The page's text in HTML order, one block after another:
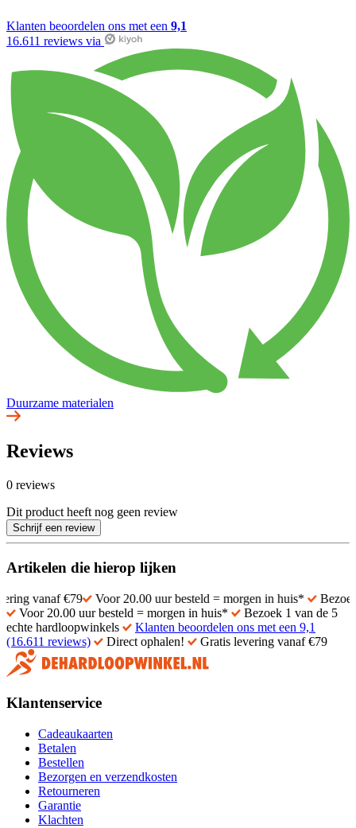
Klanten beoordelen ons met een 9,1
16.611 reviews via
Duurzame materialen
Reviews
0 reviews
Dit product heeft nog geen review
Schrijf een review
Artikelen die hierop lijken
€79 Voor 20.00 uur besteld = morgen in huis*
Bezoek 1 van
Voor 20.00 uur besteld = morgen in huis*
Bezoek 1 van de 5
echte hardloopwinkels
Klanten beoordelen ons met een 9,1
(16.611 reviews)
Direct ophalen! Gratis levering vanaf €79
Klantenservice
Cadeaukaarten
Betalen
Bestellen
Bezorgen en verzendkosten
Retourneren
Garantie
Klachten